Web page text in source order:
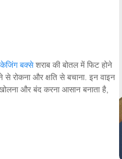
बक्सेशराब की बोतल में फिट होने
रोकना और क्षति से बचाना. इन वाइन
और बंद करना आसान बनाता है,